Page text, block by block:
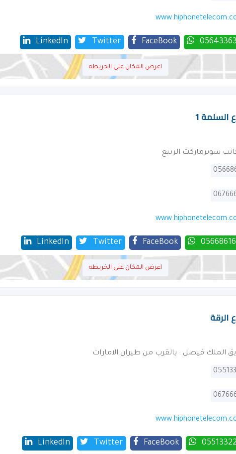
FaceBook
Twitter
LinkedIn
اعرض المكان على الخريطه
1
سوبرماركت الربيع
FaceBook
Twitter
LinkedIn
اعرض المكان على الخريطه
الملك فيصل . بالقرب من طيران الامارات
FaceBook
Twitter
LinkedIn